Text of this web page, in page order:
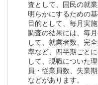
査として、国民の就
明らかにするための
目的として、毎月実施
調査の結果には、毎
して、就業者数、完
率など、四半期ごと
して、現職についた
員・従業員数、失業
などがあります。